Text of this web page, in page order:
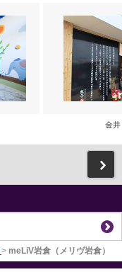
金
> meLiV岩倉（メリヴ岩倉）